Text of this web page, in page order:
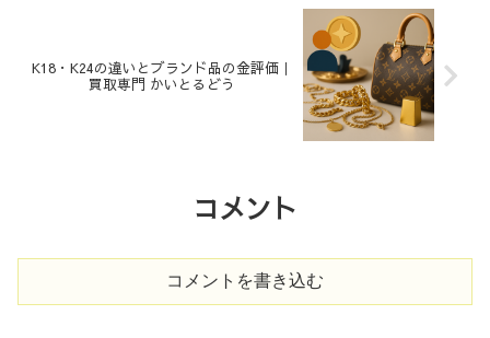
K18・K24の違いとブランド品の金評価｜
買取専門 かいとるどう
コメント
コメントを書き込む